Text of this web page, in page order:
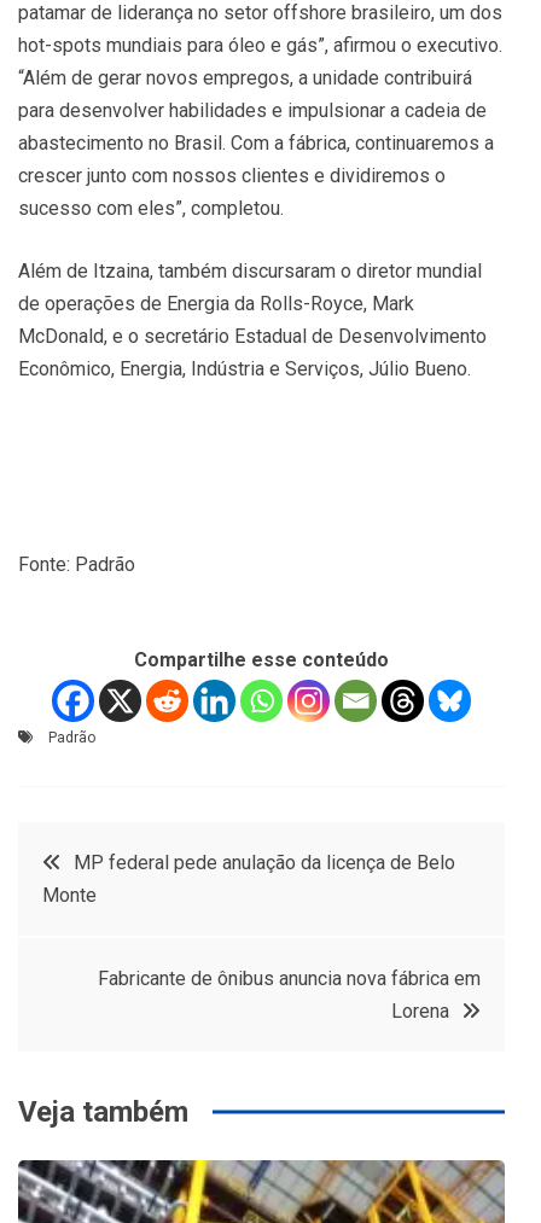
patamar de liderança no setor offshore brasileiro, um dos
hot-spots mundiais para óleo e gás”, afirmou o executivo.
“Além de gerar novos empregos, a unidade contribuirá
para desenvolver habilidades e impulsionar a cadeia de
abastecimento no Brasil. Com a fábrica, continuaremos a
crescer junto com nossos clientes e dividiremos o
sucesso com eles”, completou.
Além de Itzaina, também discursaram o diretor mundial
de operações de Energia da Rolls-Royce, Mark
McDonald, e o secretário Estadual de Desenvolvimento
Econômico, Energia, Indústria e Serviços, Júlio Bueno.
Fonte: Padrão
Compartilhe esse conteúdo
Padrão
Navegação
MP federal pede anulação da licença de Belo
Monte
Fabricante de ônibus anuncia nova fábrica em
Lorena
Veja também